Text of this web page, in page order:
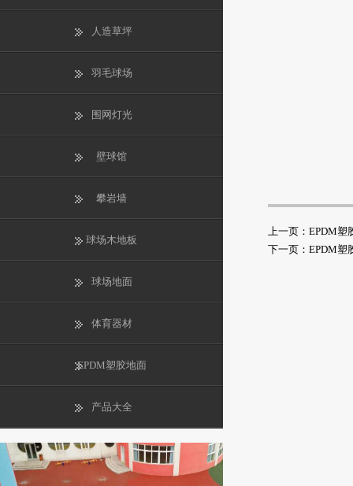
人造草坪
羽毛球场
围网灯光
壁球馆
攀岩墙
球场木地板
球场地面
体育器材
EPDM塑胶地面
产品大全
上一页： EPDM塑
下一页： EPDM塑